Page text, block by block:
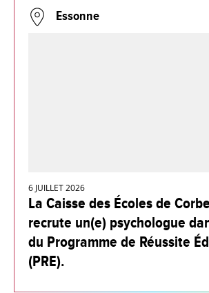
Essonne
6 JUILLET 2026
La Caisse des Écoles de
recrute un(e) psychologue
du Programme de Réussite
(PRE).